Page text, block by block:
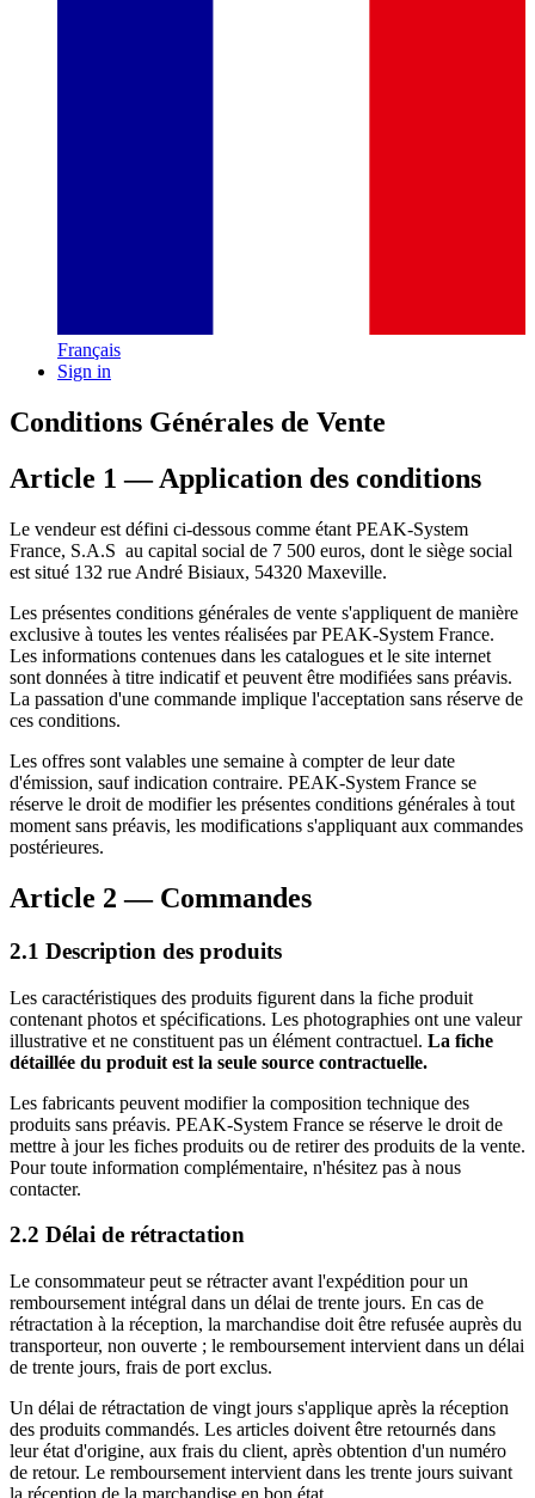
Français
Sign in
Conditions Générales de Vente
Article 1 — Application des conditions
Le vendeur est défini ci-dessous comme étant PEAK-System
France, S.A.S au capital social de 7 500 euros, dont le siège social
est situé 132 rue André Bisiaux, 54320 Maxeville.
Les présentes conditions générales de vente s'appliquent de manière
exclusive à toutes les ventes réalisées par PEAK-System France.
Les informations contenues dans les catalogues et le site internet
sont données à titre indicatif et peuvent être modifiées sans préavis.
La passation d'une commande implique l'acceptation sans réserve de
ces conditions.
Les offres sont valables une semaine à compter de leur date
d'émission, sauf indication contraire. PEAK-System France se
réserve le droit de modifier les présentes conditions générales à tout
moment sans préavis, les modifications s'appliquant aux commandes
postérieures.
Article 2 — Commandes
2.1 Description des produits
Les caractéristiques des produits figurent dans la fiche produit
contenant photos et spécifications. Les photographies ont une valeur
illustrative et ne constituent pas un élément contractuel. La fiche
détaillée du produit est la seule source contractuelle.
Les fabricants peuvent modifier la composition technique des
produits sans préavis. PEAK-System France se réserve le droit de
mettre à jour les fiches produits ou de retirer des produits de la vente.
Pour toute information complémentaire, n'hésitez pas à nous
contacter.
2.2 Délai de rétractation
Le consommateur peut se rétracter avant l'expédition pour un
remboursement intégral dans un délai de trente jours. En cas de
rétractation à la réception, la marchandise doit être refusée auprès du
transporteur, non ouverte ; le remboursement intervient dans un délai
de trente jours, frais de port exclus.
Un délai de rétractation de vingt jours s'applique après la réception
des produits commandés. Les articles doivent être retournés dans
leur état d'origine, aux frais du client, après obtention d'un numéro
de retour. Le remboursement intervient dans les trente jours suivant
la réception de la marchandise en bon état.